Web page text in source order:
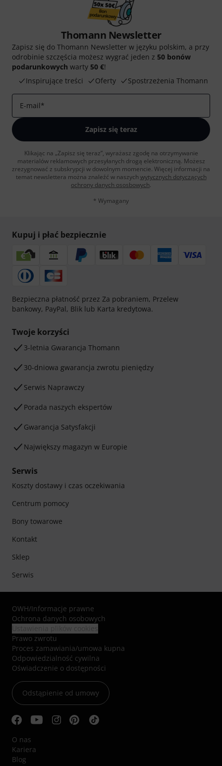
Thomann Newsletter
Zapisz się do Thomann Newsletter w języku polskim, a przy
odrobinie szczęścia możesz wygrać jeden z 50 bonów
podarunkowych warty 50 €!
Inspirujące treści
Oferty Spostrzeżenia Thomann
E-mail*
Zapisz się teraz
Klikając na „Zapisz się teraz”, wyrażasz zgodę na otrzymywanie
materialów reklamowych przesyłanych drogą elektroniczną. Możesz
zrezygnować z subskrypcji w dowolnym momencie. Więcej informacji na
temat newslettera można znaleźć w naszych wytycznych dotyczących
ochrony danych ososbowych.
* Wymagany
Kupuj i płać bezpiecznie
Bezpieczna płatność przez Za pobraniem, Przelew
bankowy, PayPal, Blik lub Karta kredytowa.
Twoje korzyści
3-letnia Gwarancja Thomann
30-dniowa gwarancja zwrotu pieniędzy
Serwis Naprawczy
Porada naszych ekspertów
Gwarancja Satysfakcji
Największy magazyn w Europie
Serwis
Koszty dostawy i czas oczekiwania
Centrum pomocy
Bony towarowe
Kontakt
Sklep
Serwis
OWH/Informacje prawne
Ochrona danych osobowych
Prawo zwrotu
Proces zamawiania/umowa kupna
Odpowiedzialność cywilna
Oświadczenie o dostępności
Odstąpienie od umowy
O nas
Kariera
Blog